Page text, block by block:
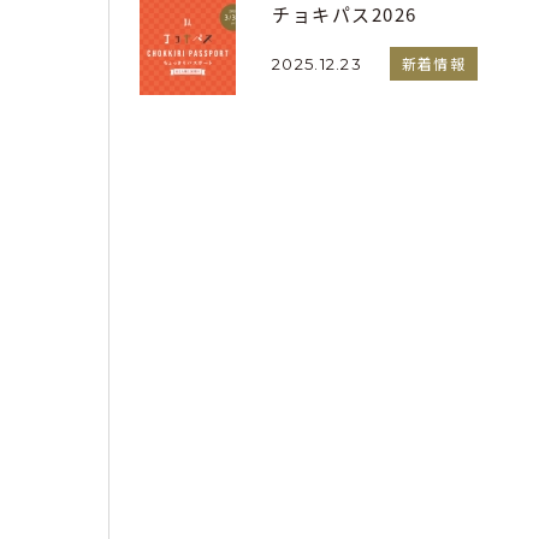
チョキパス2026
2025.12.23 新着情報